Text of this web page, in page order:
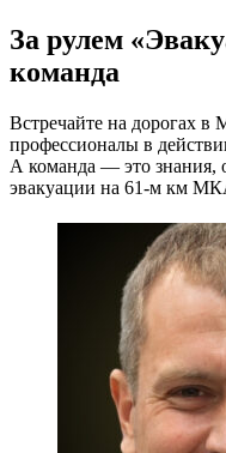
За рулем
команда
Встречайте на дорогах
профессионалы в
А команда — это знания,
эвакуации на 61-м км